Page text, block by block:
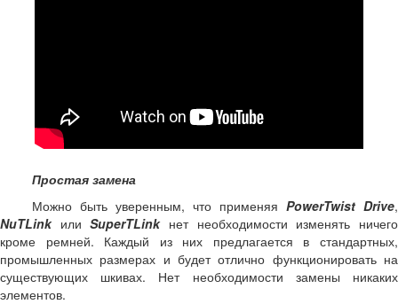
Простая замена
Можно быть уверенным, что применяя PowerTwist Drive,
NuTLinkилиSuperTLinkнет необходимости изменять ничего
кроме ремней. Каждый из них предлагается в стандартных,
промышленных размерах и будет отлично функционировать на
существующих шкивах. Нет необходимости замены никаких
элементов.